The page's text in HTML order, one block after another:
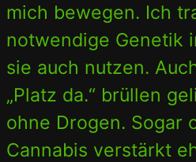
mich bewegen. Ich
notwendige Genetik
sie auch nutzen.
„Platz da.“ brüllen
ohne Drogen. Sogar
Cannabis verstärkt